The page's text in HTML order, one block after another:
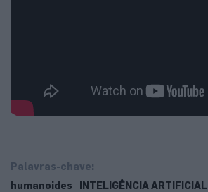
Palavras-chave:
humanoides
INTELIGÊNCIA ARTIFICIAL